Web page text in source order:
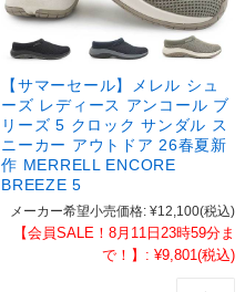
【サマーセール】メレル シュ
ーズ レディース アンコール ブ
リーズ 5 クロック サンダル ス
ニーカー アウトドア 26春夏新
作 MERRELL ENCORE
BREEZE 5
メーカー希望小売価格: ¥12,100(税込)
【会員SALE！8月11日23時59分ま
で！】: ¥9,801(税込)